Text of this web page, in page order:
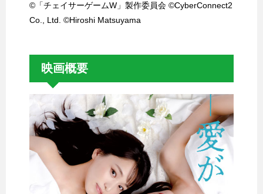
©「チェイサーゲームW」製作委員会 ©CyberConnect2
Co., Ltd. ©Hiroshi Matsuyama
映画概要